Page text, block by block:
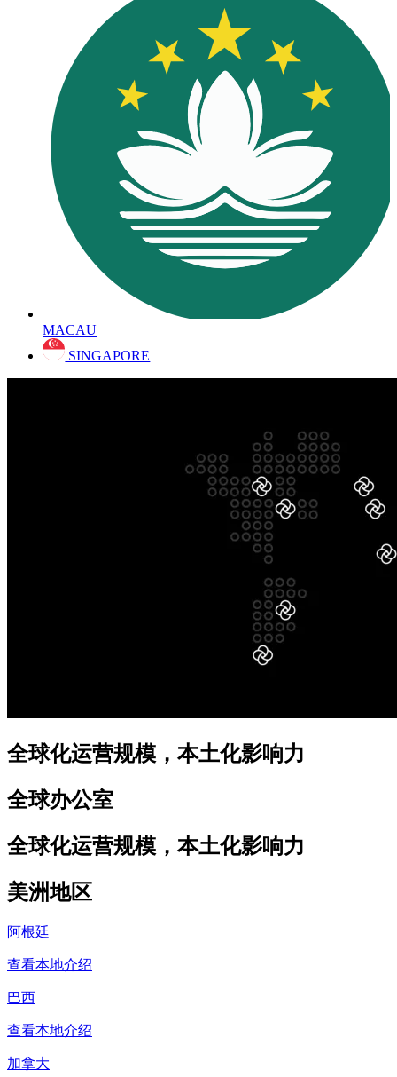
MACAU
SINGAPORE
全球化运营规模，本土化影响力
全球办公室
全球化运营规模，本土化影响力
美洲地区
阿根廷
查看本地介绍
巴西
查看本地介绍
加拿大